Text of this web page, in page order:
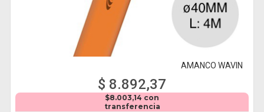
AMANCO WAVIN
$ 8.892,37
$8.003,14 con
transferencia